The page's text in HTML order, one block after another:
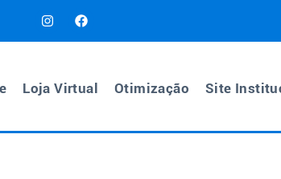
Loja Virtual Otimização Site